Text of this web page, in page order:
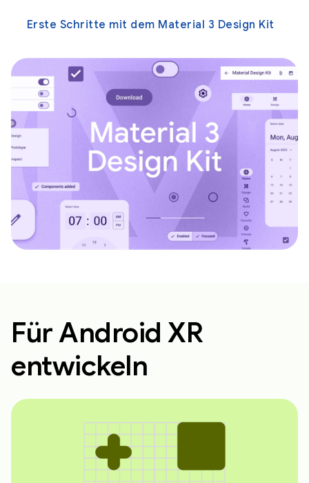
Erste Schritte mit dem Material 3 Design Kit
Für Android XR
entwickeln